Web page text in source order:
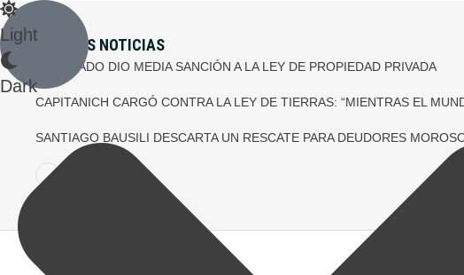
Light
Dark
ÚLTIMAS NOTICIAS
EL SENADO DIO MEDIA SANCIÓN A LA LEY DE PROPIEDAD PRIVADA
CAPITANICH CARGÓ CONTRA LA LEY DE TIERRAS: “MIENTRAS EL
SANTIAGO BAUSILI DESCARTA UN RESCATE PARA DEUDORES